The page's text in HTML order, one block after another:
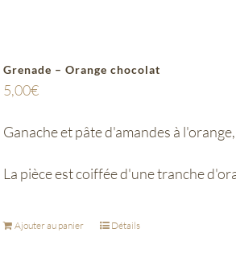
Grenade – Orange chocolat
5,00€
Ganache et pâte d'amandes à
La pièce est coiffée d'une tranche
Ajouter au panier Détails